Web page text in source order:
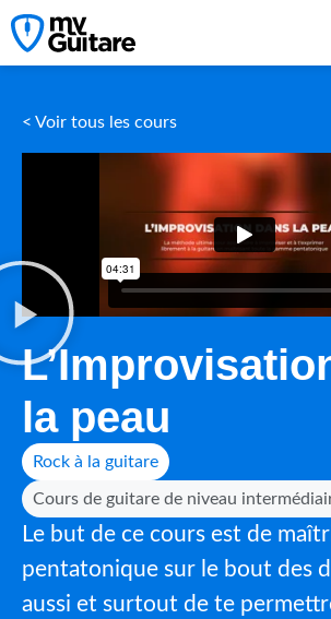
< Voir tous les cours
la peau
Rock à la guitare
Cours de guitare de niveau
Le but de ce cours est de
pentatonique sur le bout des
aussi et surtout de te